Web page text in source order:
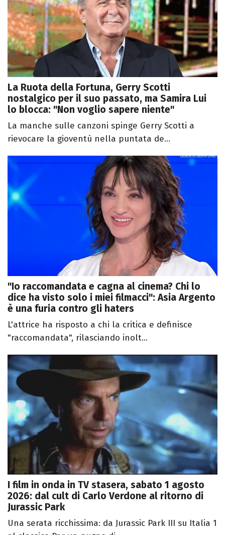
La Ruota della Fortuna, Gerry Scotti
nostalgico per il suo passato, ma Samira Lui
lo blocca: "Non voglio sapere niente"
La manche sulle canzoni spinge Gerry Scotti a
rievocare la gioventù nella puntata de...
"Io raccomandata e cagna al cinema? Chi lo
dice ha visto solo i miei filmacci": Asia Argento
è una furia contro gli haters
L'attrice ha risposto a chi la critica e definisce
"raccomandata", rilasciando inolt...
I film in onda in TV stasera, sabato 1 agosto
2026: dal cult di Carlo Verdone al ritorno di
Jurassic Park
Una serata ricchissima: da Jurassic Park III su Italia 1